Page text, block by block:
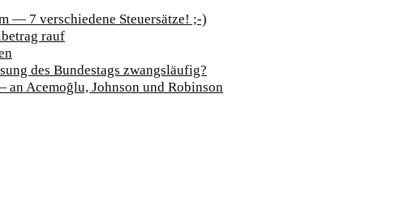
— 7 ver­schie­de­ne Steuersätze! ;-)
rauf
des Bun­des­tags zwangsläufig?
Ace­moğ­lu, John­son und Robinson